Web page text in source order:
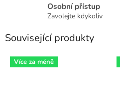
Osobní přístup
Zavolejte kdykoliv
Související produkty
Více za méně